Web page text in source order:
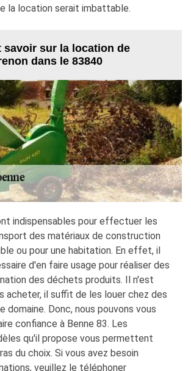
la location serait imbattable.
savoir sur la location de
dans le 83840
indispensables pour effectuer les
des matériaux de construction
ou pour une habitation. En effet, il
d'en faire usage pour réaliser des
des déchets produits. Il n'est
acheter, il suffit de les louer chez des
domaine. Donc, nous pouvons vous
confiance à Benne 83. Les
qu'il propose vous permettent
du choix. Si vous avez besoin
veuillez le téléphoner